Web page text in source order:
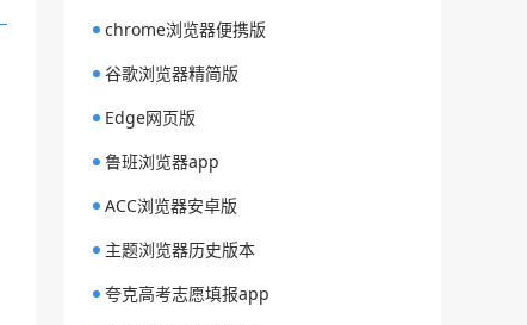
chrome浏览器便携版
谷歌浏览器精简版
Edge网页版
鲁班浏览器app
ACC浏览器安卓版
主题浏览器历史版本
夸克高考志愿填报app